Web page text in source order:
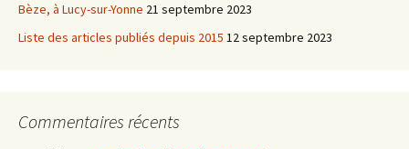
Bèze, à Lucy-sur-Yonne 21 septembre 2023
Liste des articles publiés depuis 2015 12 septembre 2023
Commentaires récents